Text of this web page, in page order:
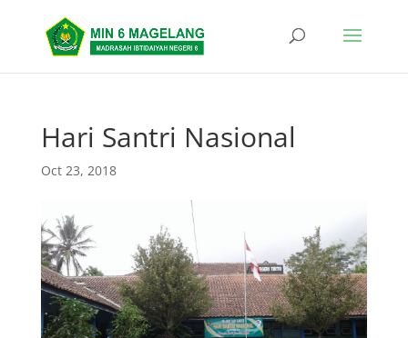
Hari Santri Nasional
Oct 23, 2018